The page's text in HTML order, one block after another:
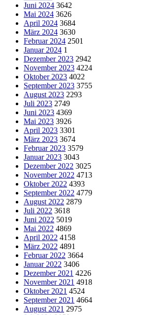
Juni 2024 3642
Mai 2024 3626
April 2024 3684
März 2024 3630
Februar 2024 2501
Januar 2024 1
Dezember 2023 2942
November 2023 4224
Oktober 2023 4022
September 2023 3755
August 2023 2293
Juli 2023 2749
Juni 2023 4369
Mai 2023 3926
April 2023 3301
März 2023 3674
Februar 2023 3579
Januar 2023 3043
Dezember 2022 3025
November 2022 4713
Oktober 2022 4393
September 2022 4779
August 2022 2879
Juli 2022 3618
Juni 2022 5019
Mai 2022 4869
April 2022 4158
März 2022 4891
Februar 2022 3664
Januar 2022 3406
Dezember 2021 4226
November 2021 4918
Oktober 2021 4524
September 2021 4664
August 2021 2975